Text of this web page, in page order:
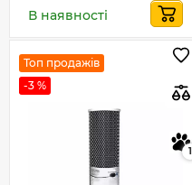
В наявності
Топ продажів
-3 %
1